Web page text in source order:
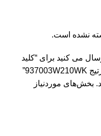
نشده است.
می کنید برای “کلید
بخش‌های موردنیاز